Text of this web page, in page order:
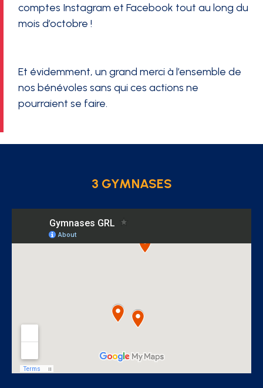
comptes Instagram et Facebook tout au long du
mois d’octobre !
Et évidemment, un grand merci à l’ensemble de
nos bénévoles sans qui ces actions ne
pourraient se faire.
3 GYMNASES